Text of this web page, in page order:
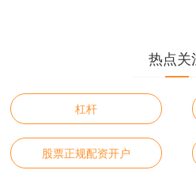
热点关
杠杆
股票正规配资开户